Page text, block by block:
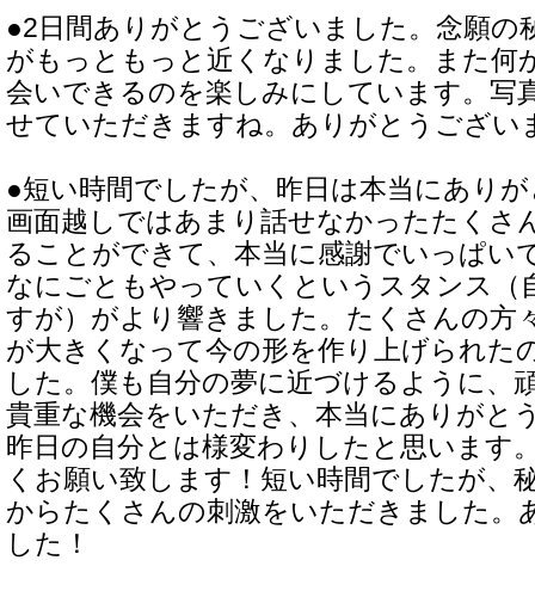
●2日間ありがとうございました。念願の
がもっともっと近くなりました。また何
会いできるのを楽しみにしています。写
せていただきますね。ありがとうござい
●短い時間でしたが、昨日は本当にあり
画面越しではあまり話せなかったたくさ
ることができて、本当に感謝でいっぱい
なにごともやっていくというスタンス（
すが）がより響きました。たくさんの方
が大きくなって今の形を作り上げられた
した。僕も自分の夢に近づけるように、
貴重な機会をいただき、本当にありがと
昨日の自分とは様変わりしたと思います
くお願い致します！短い時間でしたが、
からたくさんの刺激をいただきました。
した！